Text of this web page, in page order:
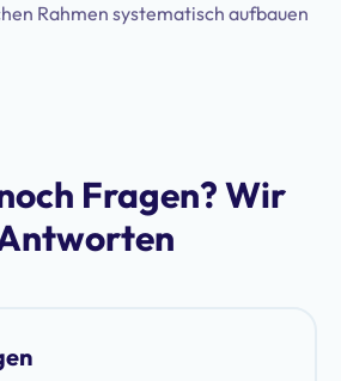
Rahmen systematisch aufbauen
Fragen? Wir